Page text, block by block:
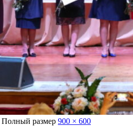
Полный размер 900 × 600